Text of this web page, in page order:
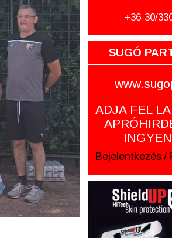
+36-30/
SUGÓ
ADJA FEL
INGYEN
Bejelentkezés /